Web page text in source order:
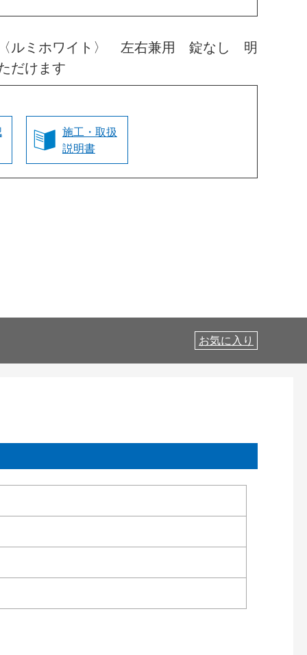
ルミホワイト〉 左右兼用 錠なし 明
だけます
施工・取扱
説明書
お気に入り